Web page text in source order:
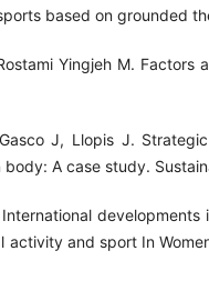
based on grounded
Yingjeh M.
J, Llopis J.
A case study.
activity and sport In